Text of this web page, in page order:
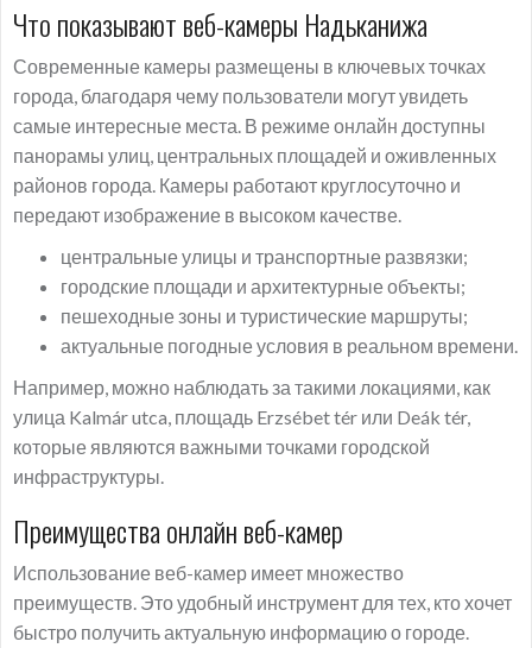
Что показывают веб-камеры Надьканижа
Современные камеры размещены в ключевых точках
города, благодаря чему пользователи могут увидеть
самые интересные места. В режиме онлайн доступны
панорамы улиц, центральных площадей и оживленных
районов города. Камеры работают круглосуточно и
передают изображение в высоком качестве.
центральные улицы и транспортные развязки;
городские площади и архитектурные объекты;
пешеходные зоны и туристические маршруты;
актуальные погодные условия в реальном времени.
Например, можно наблюдать за такими локациями, как
улица Kalmár utca, площадь Erzsébet tér или Deák tér,
которые являются важными точками городской
инфраструктуры.
Преимущества онлайн веб-камер
Использование веб-камер имеет множество
преимуществ. Это удобный инструмент для тех, кто хочет
быстро получить актуальную информацию о городе.